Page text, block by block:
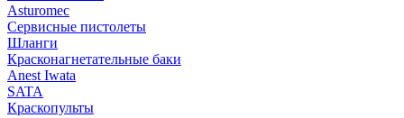
Asturomec
Сервисные пистолеты
Шланги
Красконагнетательные баки
Anest Iwata
SATA
Краскопульты